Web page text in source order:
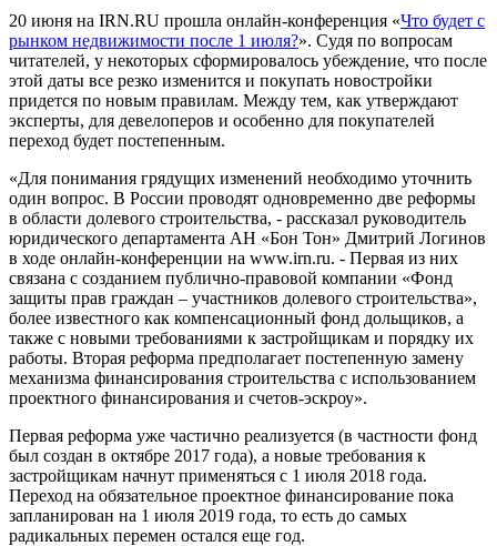
20 июня на IRN.RU прошла онлайн-конференция «Что будет с
рынком недвижимости после 1 июля?». Судя по вопросам
читателей, у некоторых сформировалось убеждение, что после
этой даты все резко изменится и покупать новостройки
придется по новым правилам. Между тем, как утверждают
эксперты, для девелоперов и особенно для покупателей
переход будет постепенным.
«Для понимания грядущих изменений необходимо уточнить
один вопрос. В России проводят одновременно две реформы
в области долевого строительства, - рассказал руководитель
юридического департамента АН «Бон Тон» Дмитрий Логинов
в ходе онлайн-конференции на www.irn.ru. - Первая из них
связана с созданием публично-правовой компании «Фонд
защиты прав граждан – участников долевого строительства»,
более известного как компенсационный фонд дольщиков, а
также с новыми требованиями к застройщикам и порядку их
работы. Вторая реформа предполагает постепенную замену
механизма финансирования строительства с использованием
проектного финансирования и счетов-эскроу».
Первая реформа уже частично реализуется (в частности фонд
был создан в октябре 2017 года), а новые требования к
застройщикам начнут применяться с 1 июля 2018 года.
Переход на обязательное проектное финансирование пока
запланирован на 1 июля 2019 года, то есть до самых
радикальных перемен остался еще год.